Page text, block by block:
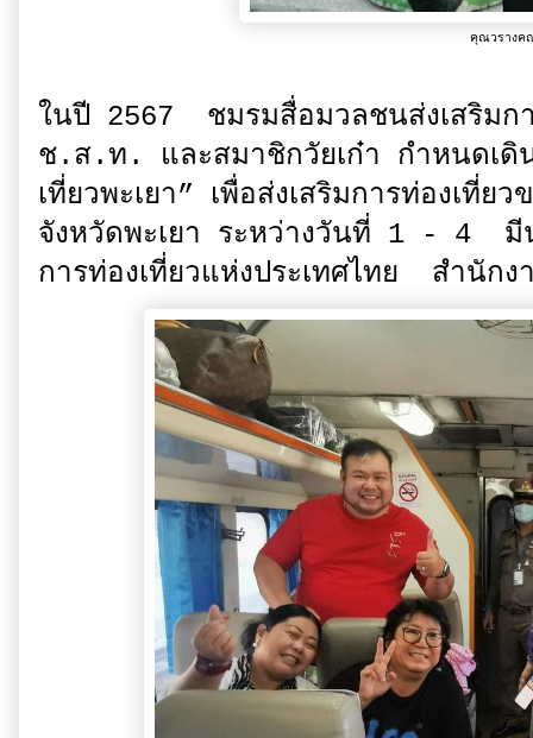
คุณวรางค
ในปี 2567 ชมรมสื่อมวลชนส่งเสริมก
ช.ส.ท. และสมาชิกวัยเก๋า กำหนด
เที่ยวพะเยา” เพื่อส่งเสริมการท่องเที่ย
จังหวัดพะเยา ระหว่างวันที่ 1 - 4 มี
การท่องเที่ยวแห่งประเทศไทย สำนักง